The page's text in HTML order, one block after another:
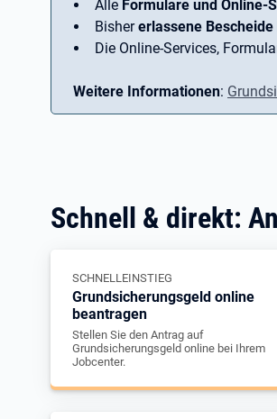
Alle Formulare und Online-
Bishererlassene
Die Online-Services,
Weitere Informationen:
Schnell & direkt:
SCHNELLEINSTIEG
Grundsicherungsgeld online
beantragen
Stellen Sie den Antrag auf
Grundsicherungsgeld online bei Ihrem
Jobcenter.